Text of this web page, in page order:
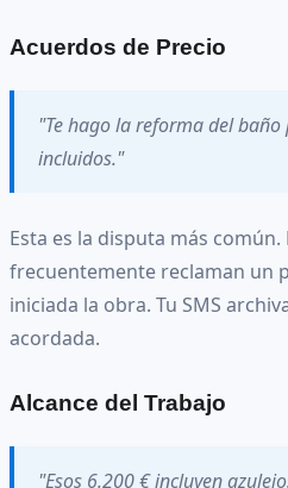
Acuerdos de Precio
"Te hago la reforma del
incluidos."
Esta es la disputa más
frecuentemente reclaman un
iniciada la obra. Tu SMS
acordada.
Alcance del Trabajo
"Esos 6.200 € incluyen